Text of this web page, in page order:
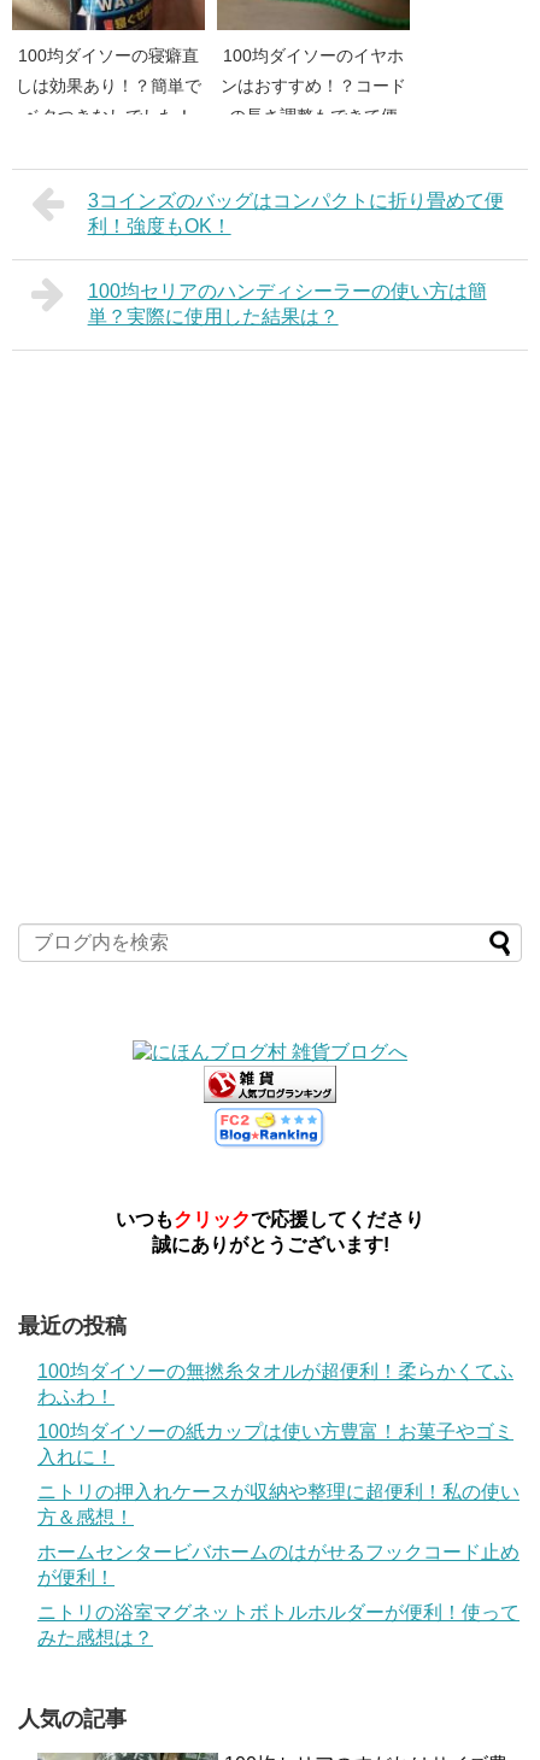
100均ダイソーの寝癖直
しは効果あり！？簡単で
ベタつきなしでした！
100均ダイソーのイヤホ
ンはおすすめ！？コード
の長さ調整もできて便
3コインズのバッグはコンパクトに折り畳めて便
利！強度もOK！
100均セリアのハンディシーラーの使い方は簡
単？実際に使用した結果は？
いつもクリックで応援してくださり
誠にありがとうございます!
最近の投稿
100均ダイソーの無撚糸タオルが超便利！柔らかくてふ
わふわ！
100均ダイソーの紙カップは使い方豊富！お菓子やゴミ
入れに！
ニトリの押入れケースが収納や整理に超便利！私の使い
方＆感想！
ホームセンタービバホームのはがせるフックコード止め
が便利！
ニトリの浴室マグネットボトルホルダーが便利！使って
みた感想は？
人気の記事